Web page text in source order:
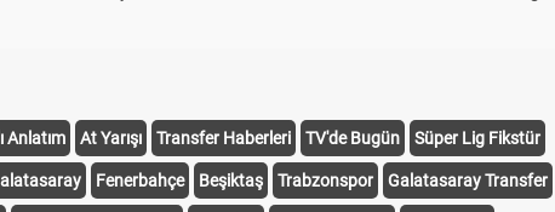
Anlatım At Yarışı Transfer Haberleri TV'de Bugün Süper Lig Fikstür
Fenerbahçe Beşiktaş Trabzonspor Galatasaray Transfer